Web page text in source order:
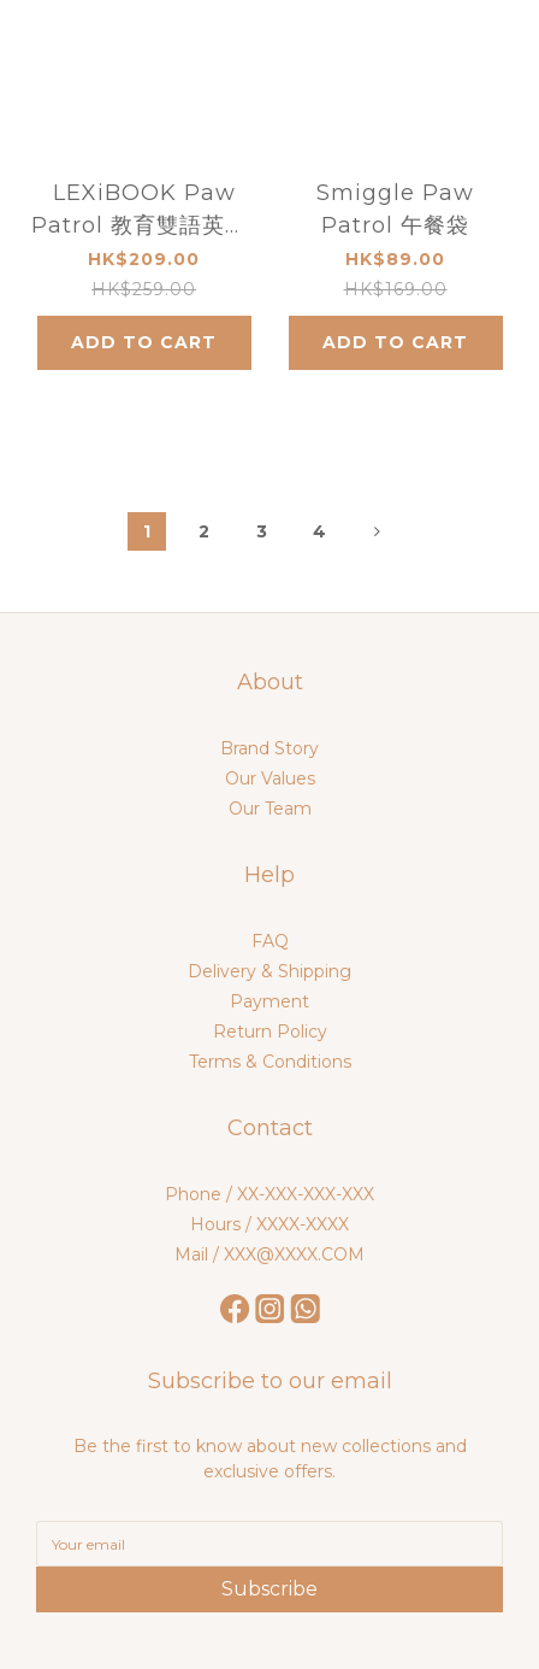
LEXiBOOK Paw
Patrol 教育雙語英語/
西班牙語互動學習平板
電腦玩具
HK$209.00
HK$259.00
ADD TO CART
Smiggle Paw
Patrol 午餐袋
HK$89.00
HK$169.00
ADD TO CART
1 2 3 4
About
Brand Story
Our Values
Our Team
Help
FAQ
Delivery & Shipping
Payment
Return Policy
Terms & Conditions
Contact
Phone / XX-XXX-XXX-XXX
Hours / XXXX-XXXX
Mail / XXX@XXXX.COM
Subscribe to our email
Be the first to know about new collections and
exclusive offers.
Subscribe